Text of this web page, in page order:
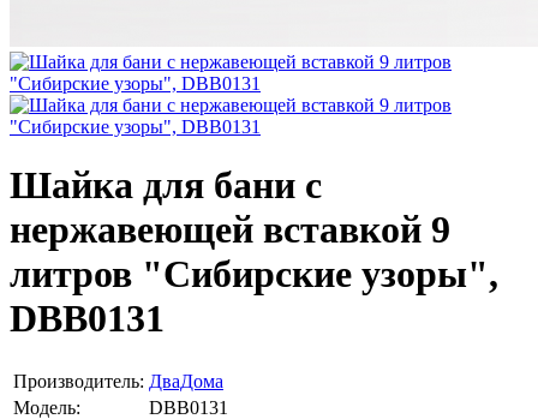
Шайка для бани с
нержавеющей вставкой 9
литров "Сибирские узоры",
DBB0131
Производитель: ДваДома
Модель:
DBB0131